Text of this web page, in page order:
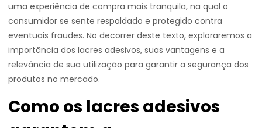
uma experiência de compra mais tranquila, na qual o
consumidor se sente respaldado e protegido contra
eventuais fraudes. No decorrer deste texto, exploraremos a
importância dos lacres adesivos, suas vantagens e a
relevância de sua utilização para garantir a segurança dos
produtos no mercado.
Como os lacres adesivos